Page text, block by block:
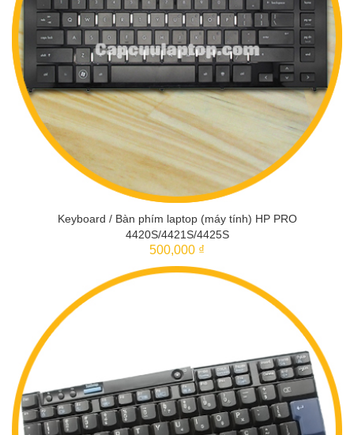
Keyboard / Bàn phím laptop (máy tính) HP PRO
4420S/4421S/4425S
500,000 ₫